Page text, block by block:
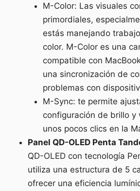
M-Color: Las visuales
primordiales,
estás manejando
color. M-Color es una
compatible con
una sincronización de
problemas con
M-Sync: te permite
configuración de brillo y
unos pocos clics en la
Panel QD-OLED Penta
QD-OLED con tecnología
utiliza una estructura de 5
ofrecer una eficiencia